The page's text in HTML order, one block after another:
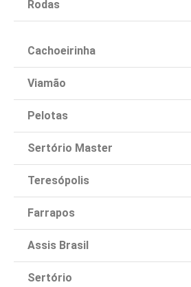
Rodas
Cachoeirinha
Viamão
Pelotas
Sertório Master
Teresópolis
Farrapos
Assis Brasil
Sertório